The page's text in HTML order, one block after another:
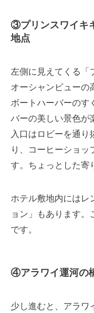
③プリンスワイキ
地点
左側に見えてくる「
オーシャンビューの
ボートハーバーのす
バーの美しい景色が
入口はロビーを通り
り、コーヒーショッ
す。ちょっとした寄
ホテル敷地内にはレ
ョン」もあります。
です。
④アラワイ運河の
少し進むと、アラワ